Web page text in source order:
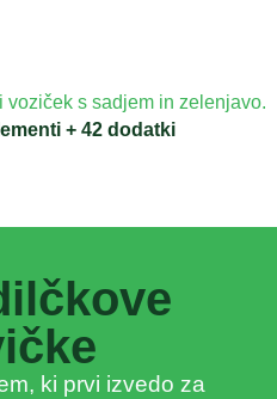
+ 42 dodatki
ki prvi izvedo za